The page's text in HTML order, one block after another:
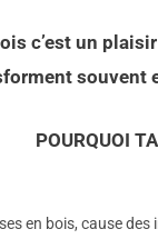
c’est un
souvent
POURQUOI
en bois, cause